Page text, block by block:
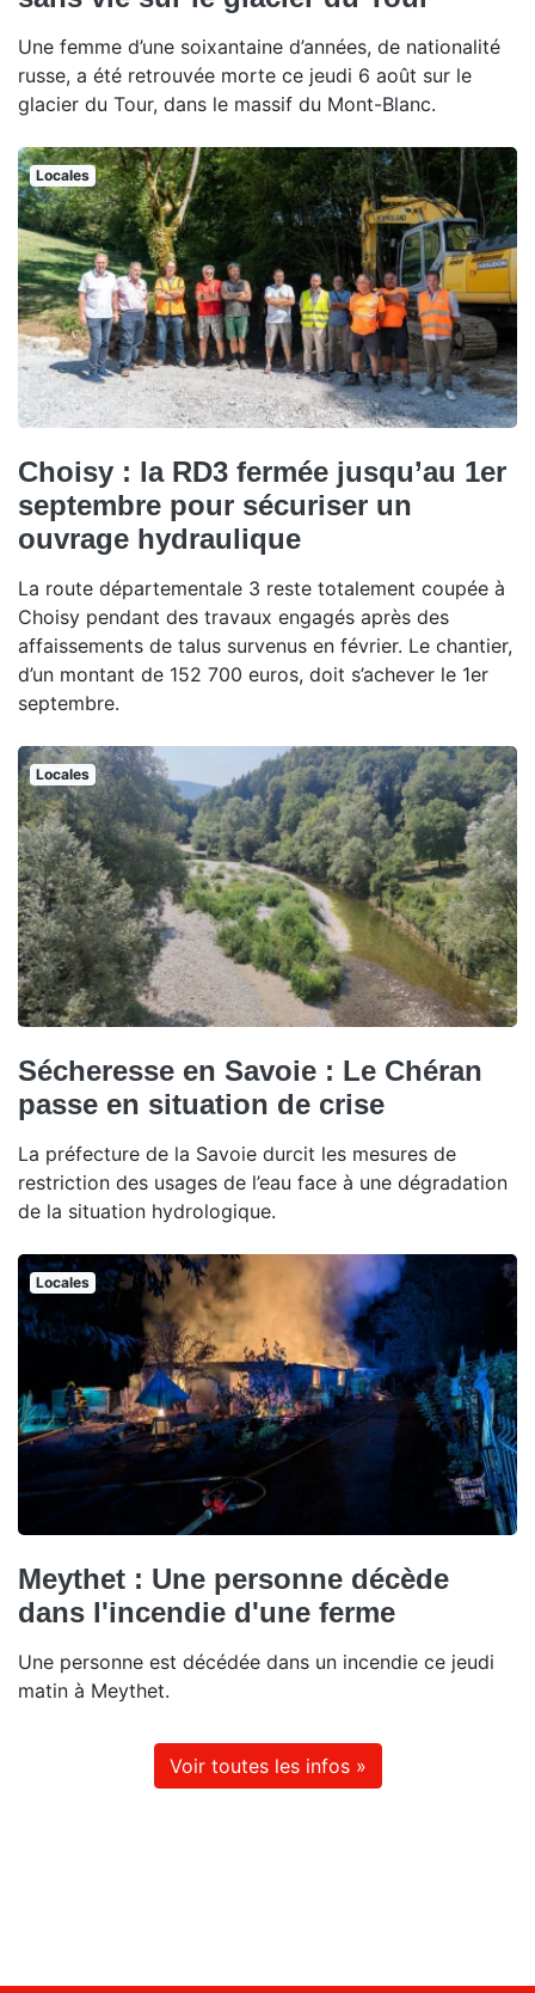
Une femme d’une soixantaine d’années, de nationalité
russe, a été retrouvée morte ce jeudi 6 août sur le
glacier du Tour, dans le massif du Mont-Blanc.
Locales
Choisy : la RD3 fermée jusqu’au 1er
septembre pour sécuriser un
ouvrage hydraulique
La route départementale 3 reste totalement coupée à
Choisy pendant des travaux engagés après des
affaissements de talus survenus en février. Le chantier,
d’un montant de 152 700 euros, doit s’achever le 1er
septembre.
Locales
Sécheresse en Savoie : Le Chéran
passe en situation de crise
La préfecture de la Savoie durcit les mesures de
restriction des usages de l’eau face à une dégradation
de la situation hydrologique.
Locales
Meythet : Une personne décède
dans l'incendie d'une ferme
Une personne est décédée dans un incendie ce jeudi
matin à Meythet.
Voir toutes les infos »